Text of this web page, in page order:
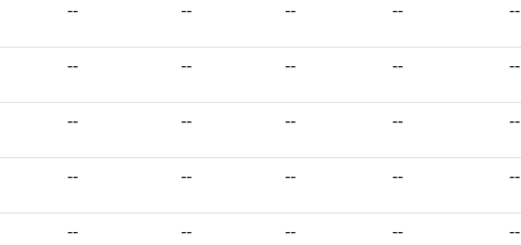
-- -- -- -- --
-- -- -- -- --
-- -- -- -- --
-- -- -- -- --
-- -- -- -- --